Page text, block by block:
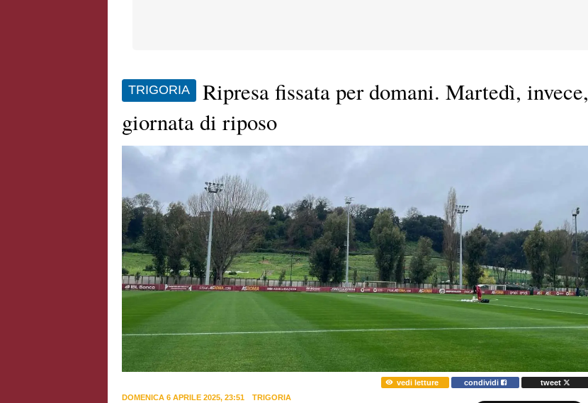
TRIGORIA
Ripresa fissata per domani. Martedì, invece,
giornata di riposo
vedi letture condividi
tweet
DOMENICA 6 APRILE 2025, 23:51
TRIGORIA